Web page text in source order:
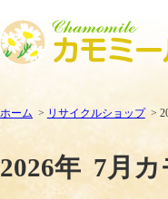
ホーム リサイクルショップ
2026年 7月